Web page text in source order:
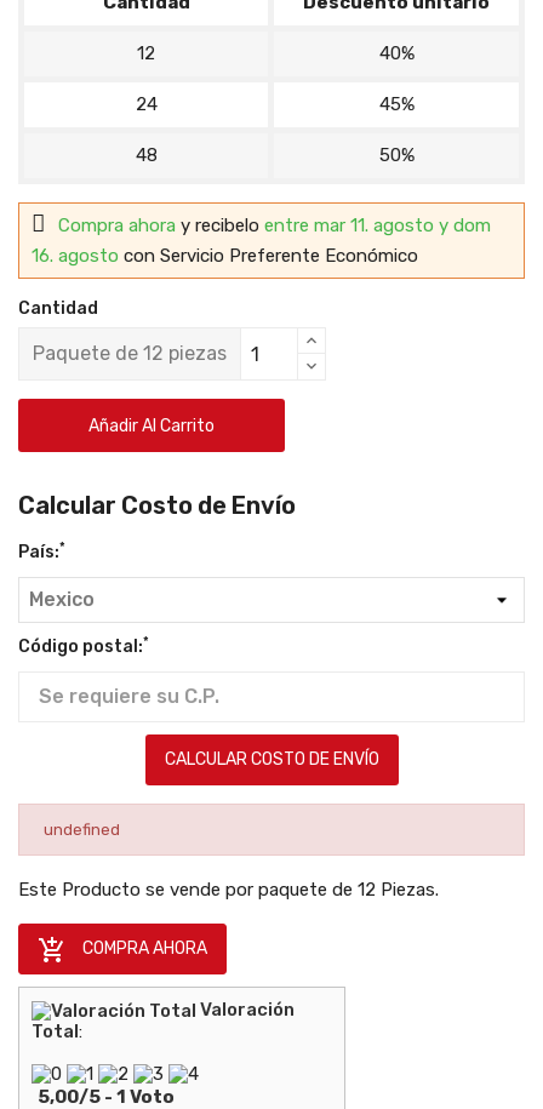
12 40%
24 45%
48 50%
Compra ahora y recibelo entre mar 11. agosto y dom
16. agosto con Servicio Preferente Económico
Cantidad
Paquete de 12 piezas
Añadir Al Carrito
Calcular Costo de Envío
País:*
Código postal:*
CALCULAR COSTO DE ENVÍO
undefined
Este Producto se vende por paquete de 12 Piezas.
 COMPRA AHORA
Valoración
Total:
5,00/5 - 1 Voto